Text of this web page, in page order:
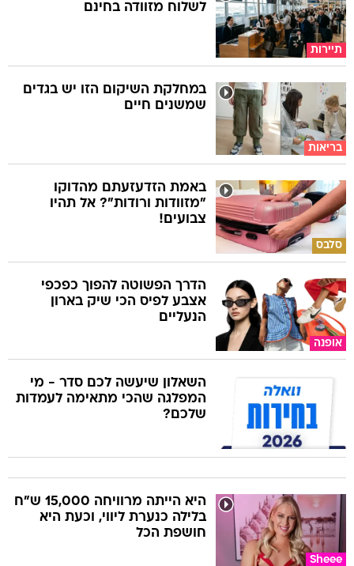
תיירות
לשלוח מזוודה בחינם
בריאות
במחלקת השיקום הזו יש בגדים
שמשנים חיים
סלבס
באמת הזדעזעתם מהדוקו
"מזוודות ורודות"? אל תהיו
צבועים!
אופנה
הדרך הפשוטה להפוך כפכפי
אצבע לפיס הכי שיק בארון
הנעליים
השאלון שיעשה לכם סדר - מי
המפלגה שהכי מתאימה לעמדות
שלכם?
Sheee
היא הייתה מרוויחה 15,000 ש"ח
בלילה כנערת ליווי, וכעת היא
חושפת הכל